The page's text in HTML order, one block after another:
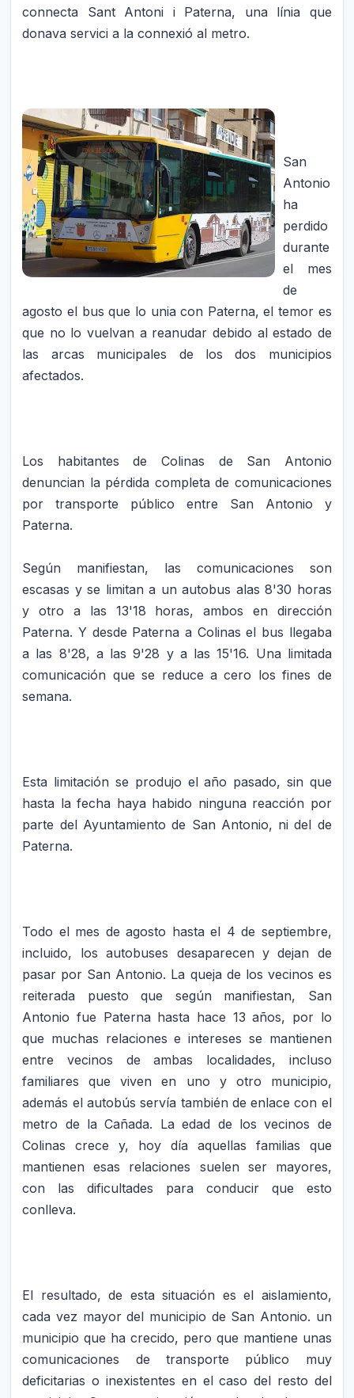
connecta Sant Antoni i Paterna, una línia que
donava servici a la connexió al metro.
San
Antonio
ha
perdido
durante
el mes
de
agosto el bus que lo unia con Paterna, el temor es
que no lo vuelvan a reanudar debido al estado de
las arcas municipales de los dos municipios
afectados.
Los habitantes de Colinas de San Antonio
denuncian la pérdida completa de comunicaciones
por transporte público entre San Antonio y
Paterna.
Según manifiestan, las comunicaciones son
escasas y se limitan a un autobus alas 8'30 horas
y otro a las 13'18 horas, ambos en dirección
Paterna. Y desde Paterna a Colinas el bus llegaba
a las 8'28, a las 9'28 y a las 15'16. Una limitada
comunicación que se reduce a cero los fines de
semana.
Esta limitación se produjo el año pasado, sin que
hasta la fecha haya habido ninguna reacción por
parte del Ayuntamiento de San Antonio, ni del de
Paterna.
Todo el mes de agosto hasta el 4 de septiembre,
incluido, los autobuses desaparecen y dejan de
pasar por San Antonio. La queja de los vecinos es
reiterada puesto que según manifiestan, San
Antonio fue Paterna hasta hace 13 años, por lo
que muchas relaciones e intereses se mantienen
entre vecinos de ambas localidades, incluso
familiares que viven en uno y otro municipio,
además el autobús servía también de enlace con el
metro de la Cañada. La edad de los vecinos de
Colinas crece y, hoy día aquellas familias que
mantienen esas relaciones suelen ser mayores,
con las dificultades para conducir que esto
conlleva.
El resultado, de esta situación es el aislamiento,
cada vez mayor del municipio de San Antonio. un
municipio que ha crecido, pero que mantiene unas
comunicaciones de transporte público muy
deficitarias o inexistentes en el caso del resto del